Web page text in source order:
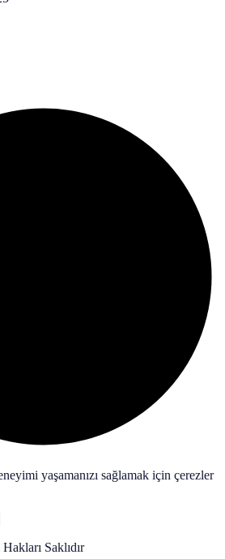
yaşamanızı sağlamak için çerezler
Saklıdır